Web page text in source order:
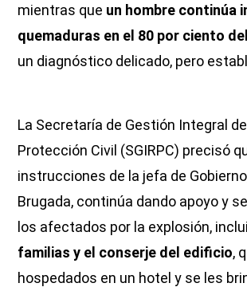
mientras que un hombre continúa
quemaduras en el 80 por ciento
un diagnóstico delicado, pero
La Secretaría de Gestión Integral
Protección Civil (SGIRPC) precisó
instrucciones de la jefa de
Brugada, continúa dando apoyo y
los afectados por la explosión,
familias y el conserje del edificio,
hospedados en un hotel y se les